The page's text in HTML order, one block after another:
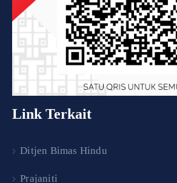
Link Terkait
Ditjen Bimas Hindu
Prajaniti